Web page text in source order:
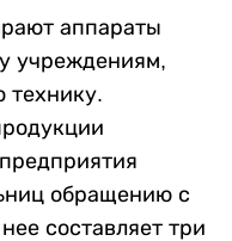
аппараты
учреждениям,
технику.
обращению с
составляет три